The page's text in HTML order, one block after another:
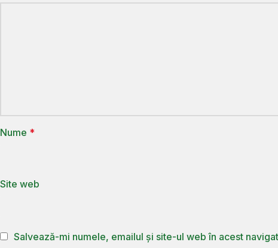
Nume *
Site web
Salvează-mi numele, emailul și site-ul web în acest